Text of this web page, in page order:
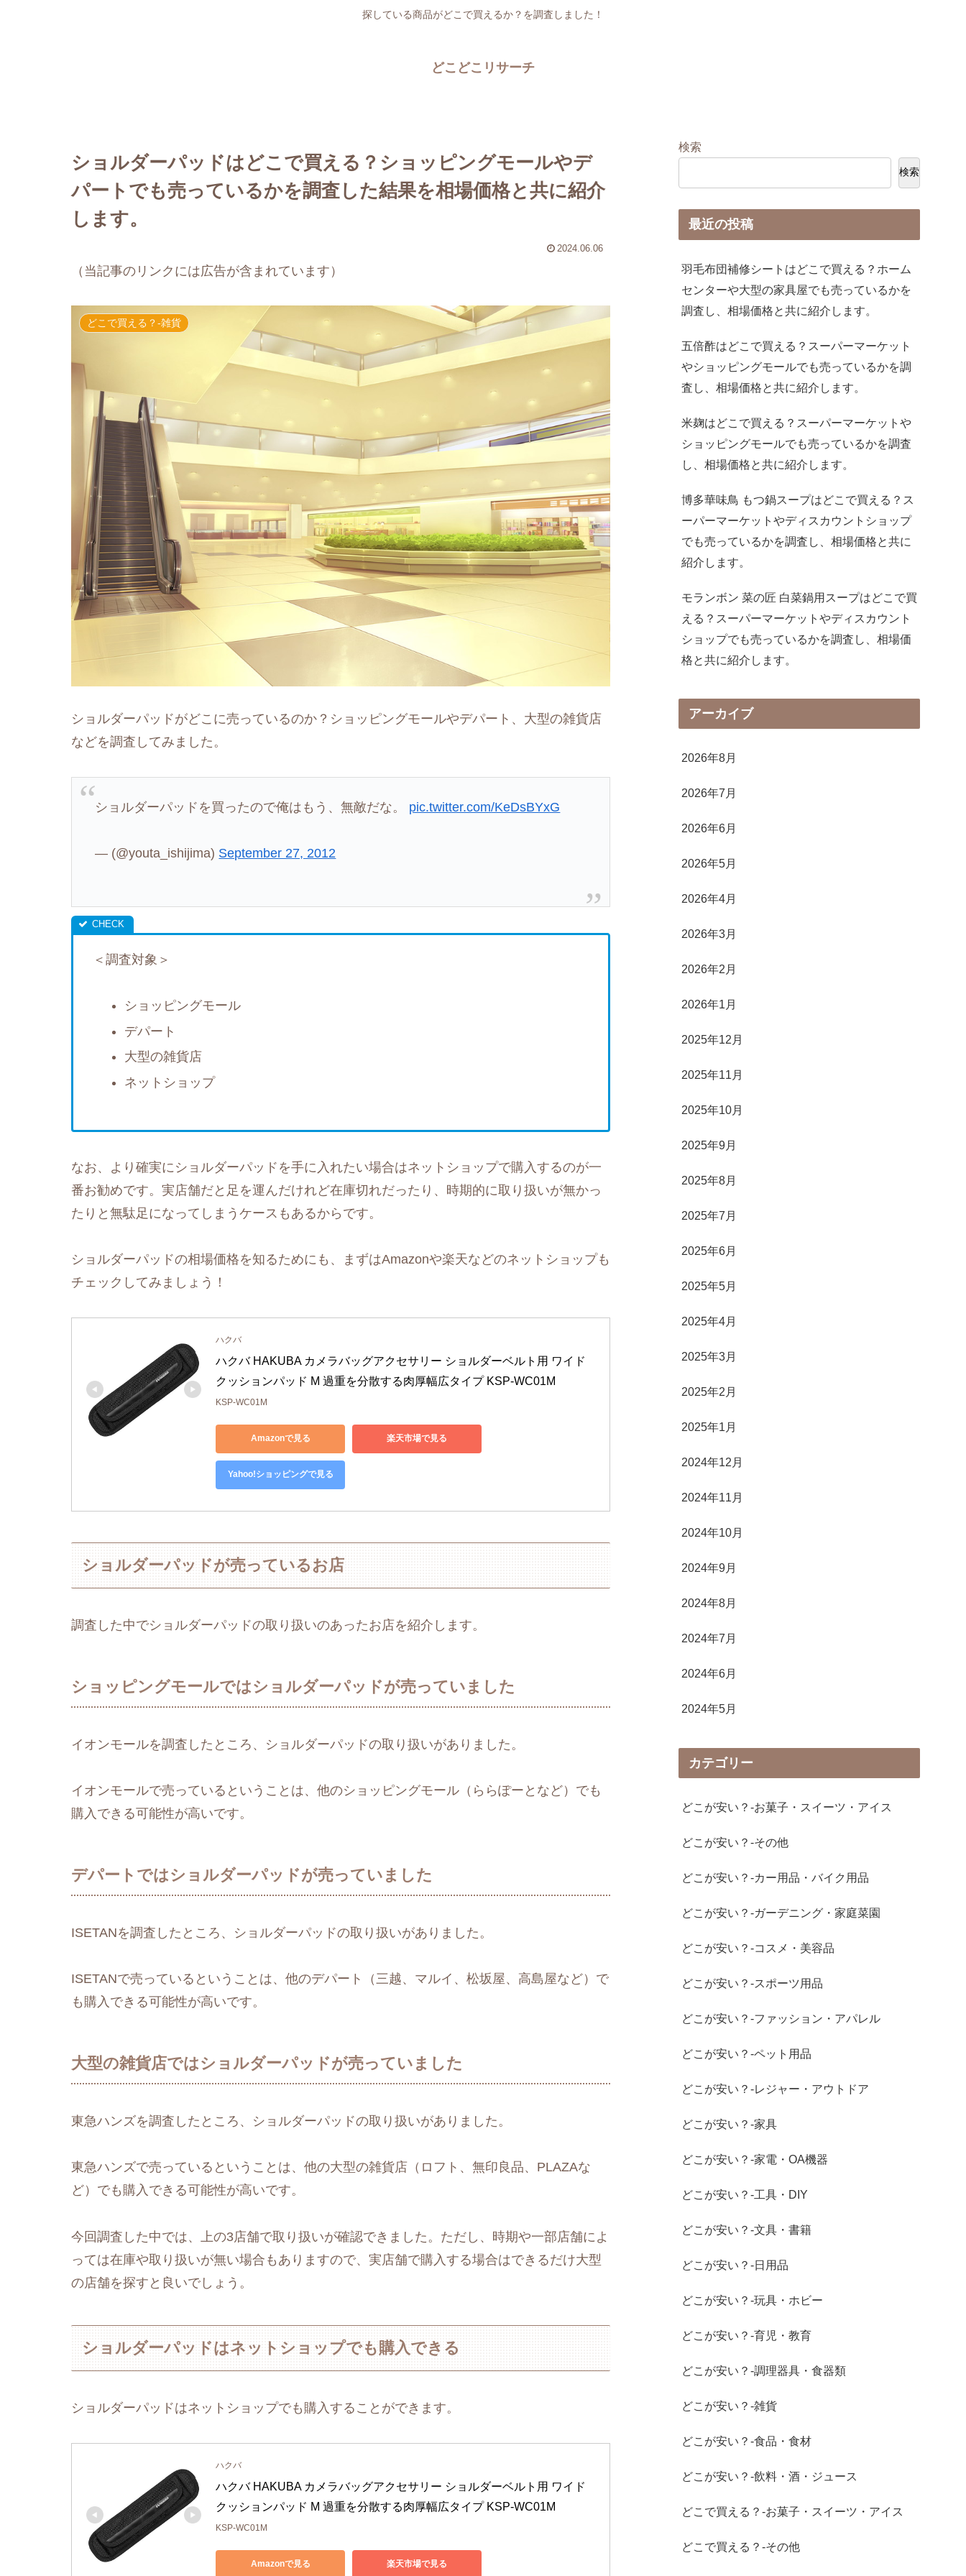
探している商品がどこで買えるか？を調査しました！
どこどこリサーチ
ショルダーパッドはどこで買える？ショッピングモールやデ
パートでも売っているかを調査した結果を相場価格と共に紹介
します。
2024.06.06
（当記事のリンクには広告が含まれています）
どこで買える？-雑貨
ショルダーパッドがどこに売っているのか？ショッピングモールやデパート、大型の雑貨店
などを調査してみました。
ショルダーパッドを買ったので俺はもう、無敵だな。 pic.twitter.com/KeDsBYxG
— (@youta_ishijima) September 27, 2012
＜調査対象＞
ショッピングモール
デパート
大型の雑貨店
ネットショップ
なお、より確実にショルダーパッドを手に入れたい場合はネットショップで購入するのが一
番お勧めです。実店舗だと足を運んだけれど在庫切れだったり、時期的に取り扱いが無かっ
たりと無駄足になってしまうケースもあるからです。
ショルダーパッドの相場価格を知るためにも、まずはAmazonや楽天などのネットショップも
チェックしてみましょう！
ハクバ
ハクバ HAKUBA カメラバッグアクセサリー ショルダーベルト用 ワイド
クッションパッド M 過重を分散する肉厚幅広タイプ KSP-WC01M
KSP-WC01M
Amazonで見る 楽天市場で見る
Yahoo!ショッピングで見る
ショルダーパッドが売っているお店
調査した中でショルダーパッドの取り扱いのあったお店を紹介します。
ショッピングモールではショルダーパッドが売っていました
イオンモールを調査したところ、ショルダーパッドの取り扱いがありました。
イオンモールで売っているということは、他のショッピングモール（ららぽーとなど）でも
購入できる可能性が高いです。
デパートではショルダーパッドが売っていました
ISETANを調査したところ、ショルダーパッドの取り扱いがありました。
ISETANで売っているということは、他のデパート（三越、マルイ、松坂屋、高島屋など）で
も購入できる可能性が高いです。
大型の雑貨店ではショルダーパッドが売っていました
東急ハンズを調査したところ、ショルダーパッドの取り扱いがありました。
東急ハンズで売っているということは、他の大型の雑貨店（ロフト、無印良品、PLAZAな
ど）でも購入できる可能性が高いです。
今回調査した中では、上の3店舗で取り扱いが確認できました。ただし、時期や一部店舗によ
っては在庫や取り扱いが無い場合もありますので、実店舗で購入する場合はできるだけ大型
の店舗を探すと良いでしょう。
ショルダーパッドはネットショップでも購入できる
ショルダーパッドはネットショップでも購入することができます。
ハクバ
ハクバ HAKUBA カメラバッグアクセサリー ショルダーベルト用 ワイド
クッションパッド M 過重を分散する肉厚幅広タイプ KSP-WC01M
KSP-WC01M
Amazonで見る 楽天市場で見る
検索
検索
最近の投稿
羽毛布団補修シートはどこで買える？ホーム
センターや大型の家具屋でも売っているかを
調査し、相場価格と共に紹介します。
五倍酢はどこで買える？スーパーマーケット
やショッピングモールでも売っているかを調
査し、相場価格と共に紹介します。
米麹はどこで買える？スーパーマーケットや
ショッピングモールでも売っているかを調査
し、相場価格と共に紹介します。
博多華味鳥 もつ鍋スープはどこで買える？ス
ーパーマーケットやディスカウントショップ
でも売っているかを調査し、相場価格と共に
紹介します。
モランボン 菜の匠 白菜鍋用スープはどこで買
える？スーパーマーケットやディスカウント
ショップでも売っているかを調査し、相場価
格と共に紹介します。
アーカイブ
2026年8月
2026年7月
2026年6月
2026年5月
2026年4月
2026年3月
2026年2月
2026年1月
2025年12月
2025年11月
2025年10月
2025年9月
2025年8月
2025年7月
2025年6月
2025年5月
2025年4月
2025年3月
2025年2月
2025年1月
2024年12月
2024年11月
2024年10月
2024年9月
2024年8月
2024年7月
2024年6月
2024年5月
カテゴリー
どこが安い？-お菓子・スイーツ・アイス
どこが安い？-その他
どこが安い？-カー用品・バイク用品
どこが安い？-ガーデニング・家庭菜園
どこが安い？-コスメ・美容品
どこが安い？-スポーツ用品
どこが安い？-ファッション・アパレル
どこが安い？-ペット用品
どこが安い？-レジャー・アウトドア
どこが安い？-家具
どこが安い？-家電・OA機器
どこが安い？-工具・DIY
どこが安い？-文具・書籍
どこが安い？-日用品
どこが安い？-玩具・ホビー
どこが安い？-育児・教育
どこが安い？-調理器具・食器類
どこが安い？-雑貨
どこが安い？-食品・食材
どこが安い？-飲料・酒・ジュース
どこで買える？-お菓子・スイーツ・アイス
どこで買える？-その他